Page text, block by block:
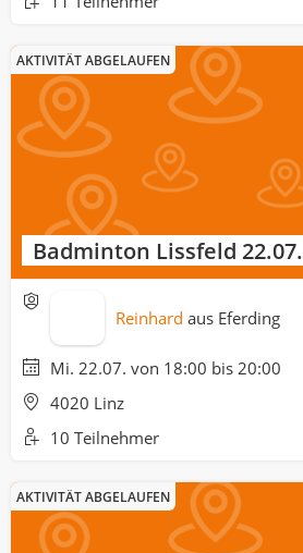
AKTIVITÄT ABGELAUFEN
Badminton Lissfeld 22.07.
Reinhard aus Eferding
Mi. 22.07. von 18:00 bis 20:00
4020 Linz
10 Teilnehmer
AKTIVITÄT ABGELAUFEN